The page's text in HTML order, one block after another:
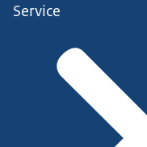
Service